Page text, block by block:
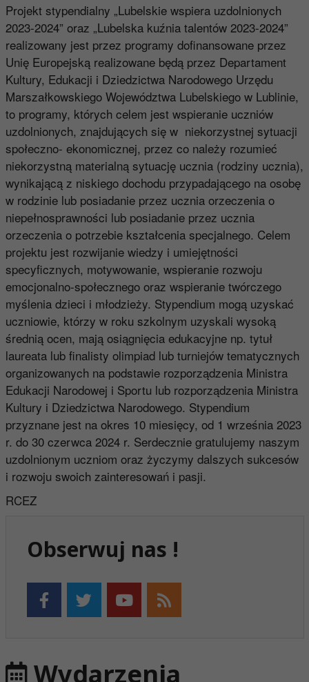
Projekt stypendialny „Lubelskie wspiera uzdolnionych
2023-2024” oraz „Lubelska kuźnia talentów 2023-2024”
realizowany jest przez programy dofinansowane przez
Unię Europejską realizowane będą przez Departament
Kultury, Edukacji i Dziedzictwa Narodowego Urzędu
Marszałkowskiego Województwa Lubelskiego w Lublinie,
to programy, których celem jest wspieranie uczniów
uzdolnionych, znajdujących się w niekorzystnej sytuacji
społeczno- ekonomicznej, przez co należy rozumieć
niekorzystną materialną sytuację ucznia (rodziny ucznia),
wynikającą z niskiego dochodu przypadającego na osobę
w rodzinie lub posiadanie przez ucznia orzeczenia o
niepełnosprawności lub posiadanie przez ucznia
orzeczenia o potrzebie kształcenia specjalnego. Celem
projektu jest rozwijanie wiedzy i umiejętności
specyficznych, motywowanie, wspieranie rozwoju
emocjonalno-społecznego oraz wspieranie twórczego
myślenia dzieci i młodzieży. Stypendium mogą uzyskać
uczniowie, którzy w roku szkolnym uzyskali wysoką
średnią ocen, mają osiągnięcia edukacyjne np. tytuł
laureata lub finalisty olimpiad lub turniejów tematycznych
organizowanych na podstawie rozporządzenia Ministra
Edukacji Narodowej i Sportu lub rozporządzenia Ministra
Kultury i Dziedzictwa Narodowego. Stypendium
przyznane jest na okres 10 miesięcy, od 1 września 2023
r. do 30 czerwca 2024 r. Serdecznie gratulujemy naszym
uzdolnionym uczniom oraz życzymy dalszych sukcesów
i rozwoju swoich zainteresowań i pasji.
RCEZ
Obserwuj nas !
Wydarzenia